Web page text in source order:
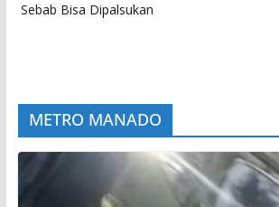
Sebab Bisa Dipalsukan
METRO MANADO